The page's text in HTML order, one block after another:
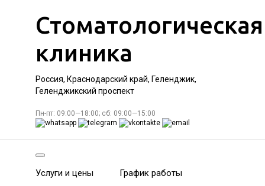
Стоматологическая
клиника
Россия, Краснодарский край, Геленджик,
Геленджикский проспект
Пн-пт: 09:00—18:00; сб: 09:00—15:00
Услуги и цены График работы